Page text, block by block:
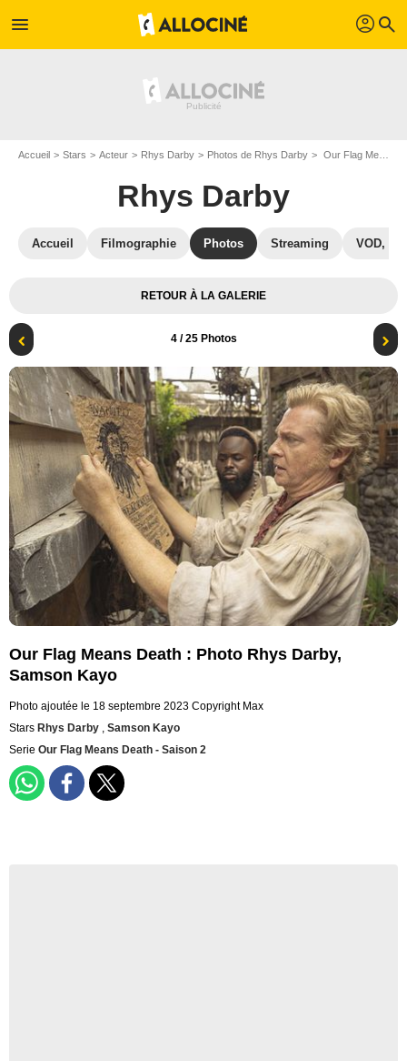
menu profil search
Accueil Stars Acteur Rhys Darby Photos de Rhys Darby Our Flag Means Death : Photo Rhys Darby, Samson Kayo
Rhys Darby
Accueil Filmographie Photos Streaming VOD,
RETOUR À LA GALERIE
4/ 25 Photos
Our Flag Means Death : Photo Rhys Darby,
Samson Kayo
Photo ajoutée le 18 septembre 2023 Copyright Max
Stars Rhys Darby , Samson Kayo
Serie Our Flag Means Death - Saison 2